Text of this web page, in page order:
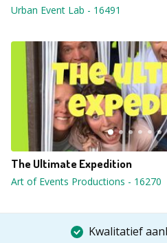
Urban Event Lab - 16491
The Ultimate Expedition
Art of Events Productions - 16270
Kwalitatief